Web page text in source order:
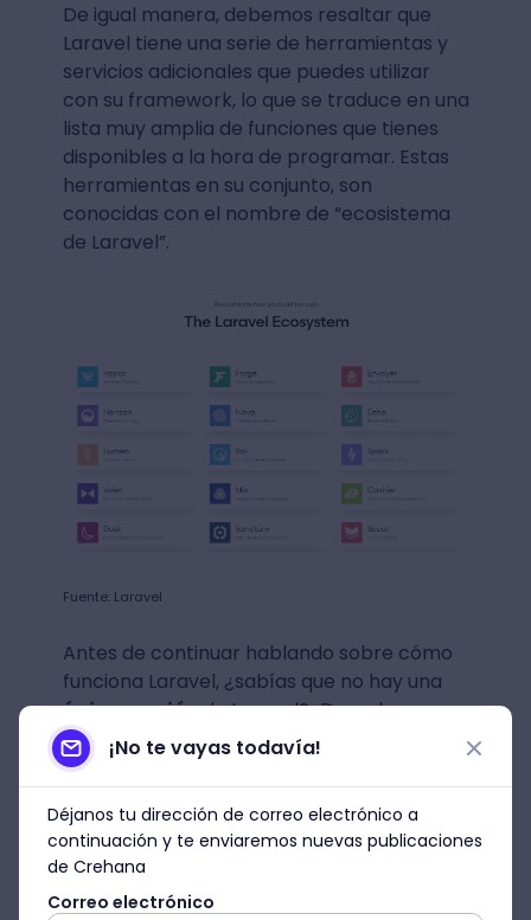
De igual manera, debemos resaltar que
Laravel tiene una serie de herramientas y
servicios adicionales que puedes utilizar
con su framework, lo que se traduce en una
lista muy amplia de funciones que tienes
disponibles a la hora de programar. Estas
herramientas en su conjunto, son
conocidas con el nombre de “ecosistema
de Laravel”.
Fuente: Laravel
Antes de continuar hablando sobre cómo
funciona Laravel, ¿sabías que no hay una
única versiónde Laravel? ¡Descubramos
cuáles existen!
¿Hay varios tipos de
Laravel?
Contar con una
de las grandesventajas de Laravel, que
¡No te vayas todavía!
Déjanos tu dirección de correo electrónico a
continuación y te enviaremos nuevas publicaciones
de Crehana
Correo electrónico